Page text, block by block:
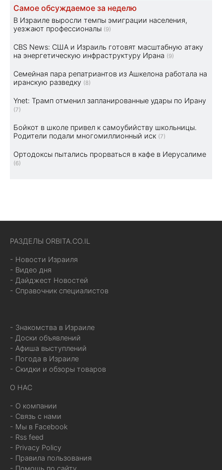
Самое обсуждаемое за неделю
В Израиле выросли темпы эмиграции населения,
уезжают профессионалы (9)
CBS News: США и Израиль готовят масштабную атаку
на энергетическую инфраструктуру Ирана (9)
Семейная пара репатриантов из Ашкелона работала на
иранскую разведку (8)
Ynet: Трамп отменил запланированные удары по Ирану
(7)
Бойкот в школе привел к самоубийству школьницы.
Родители подали многомиллионный иск (7)
Ортодоксы пытались прорваться в кафе в Иерусалиме
(6)
РАЗДЕЛЫ ORBITA.CO.IL
- Новости Израиля
- Видео дня
- Дайджест Новостей
- Справочник специалистов
- Знакомства в Израиле
- Доски объявлений
- Афиша выступлений
- Погода в Израиле
- Скидки и обзоры товаров
О НАС
- О компании
- Связь с нами
- Мы в Facebook
- Rss feed
- Privacy Policy
- Правила пользования
- Помощь по сайту